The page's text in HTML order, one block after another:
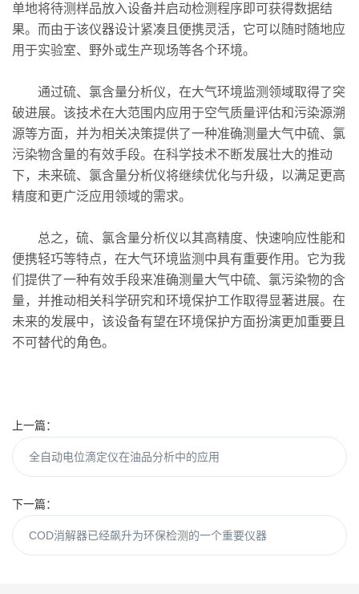
单地将待测样品放入设备并启动检测程序即可获得数据结
果。而由于该仪器设计紧凑且便携灵活，它可以随时随地应
用于实验室、野外或生产现场等各个环境。
通过硫、氯含量分析仪，在大气环境监测领域取得了突
破进展。该技术在大范围内应用于空气质量评估和污染源溯
源等方面，并为相关决策提供了一种准确测量大气中硫、氯
污染物含量的有效手段。在科学技术不断发展壮大的推动
下，未来硫、氯含量分析仪将继续优化与升级，以满足更高
精度和更广泛应用领域的需求。
总之，硫、氯含量分析仪以其高精度、快速响应性能和
便携轻巧等特点，在大气环境监测中具有重要作用。它为我
们提供了一种有效手段来准确测量大气中硫、氯污染物的含
量，并推动相关科学研究和环境保护工作取得显著进展。在
未来的发展中，该设备有望在环境保护方面扮演更加重要且
不可替代的角色。
上一篇：
全自动电位滴定仪在油品分析中的应用
下一篇：
COD消解器已经飙升为环保检测的一个重要仪器